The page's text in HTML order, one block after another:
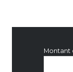
Montant